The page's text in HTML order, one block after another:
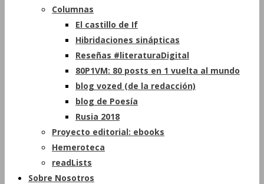
Columnas
El castillo de If
Hibridaciones sinápticas
Reseñas #literaturaDigital
80P1VM: 80 posts en 1 vuelta al mundo
blog vozed (de la redacción)
blog de Poesía
Rusia 2018
Proyecto editorial: ebooks
Hemeroteca
readLists
Sobre Nosotros